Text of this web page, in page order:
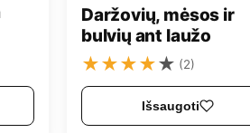
Daržovių, mėsos ir
bulvių ant laužo
★★★★★ (2)
Išsaugoti